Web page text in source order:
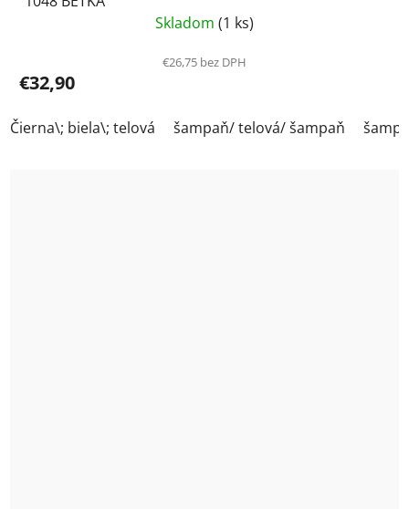
Skladom (1 ks)
€26,75 bez DPH
€32,90
Čierna\; biela\; telová šampaň/ telová/ šampaň